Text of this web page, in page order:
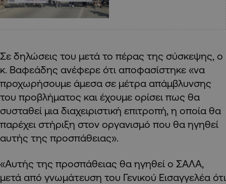
Σε δηλώσεις του μετά το πέρας της σύσκεψης, ο
κ. Βαφεάδης ανέφερε ότι αποφασίστηκε «να
προχωρήσουμε άμεσα σε μέτρα απάμβλυνσης
του προβλήματος και έχουμε ορίσει πως θα
συσταθεί μια διαχειριστική επιτροπή, η οποία θα
παρέχει στήριξη στον οργανισμό που θα ηγηθεί
αυτής της προσπάθειας».
«Αυτής της προσπάθειας θα ηγηθεί ο ΣΑΛΑ,
μετά από γνωμάτευση του Γενικού Εισαγγελέα ότι